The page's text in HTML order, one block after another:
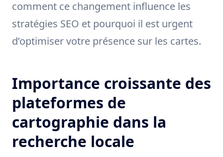
comment ce changement influence les
stratégies SEO et pourquoi il est urgent
d’optimiser votre présence sur les cartes.
Importance croissante des
plateformes de
cartographie dans la
recherche locale